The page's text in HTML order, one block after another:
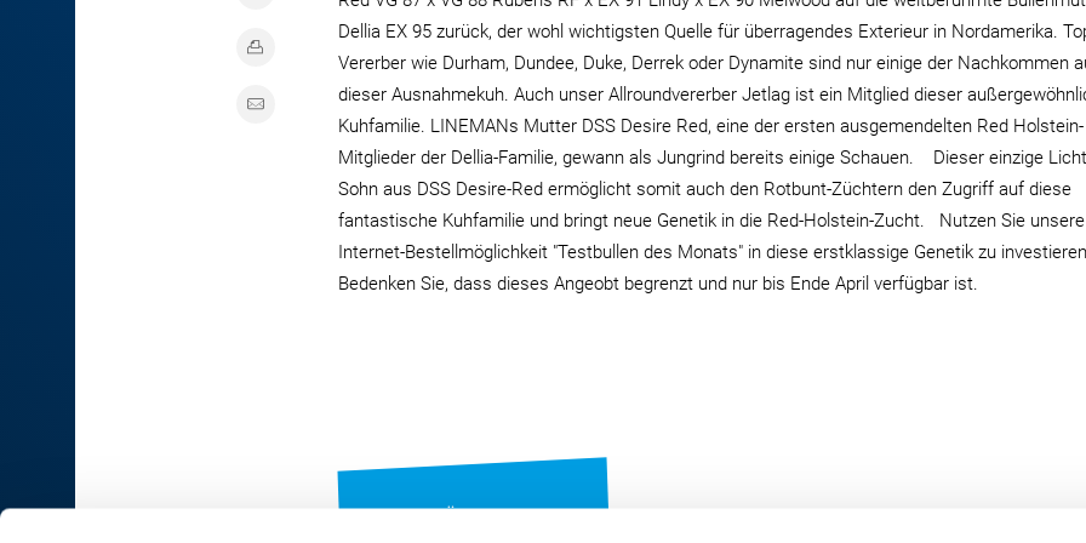
Dellia EX 95 zurück, der wohl wichtigsten Quelle für überragendes Exterieur in Nordamerika.
Vererber wie Durham, Dundee, Duke, Derrek oder Dynamite sind nur einige der Nachkommen
dieser Ausnahmekuh. Auch unser Allroundvererber Jetlag ist ein Mitglied dieser
Kuhfamilie. LINEMANs Mutter DSS Desire Red, eine der ersten ausgemendelten Red Holstein-
Mitglieder der Dellia-Familie, gewann als Jungrind bereits einige Schauen. Dieser einzige
Sohn aus DSS Desire-Red ermöglicht somit auch den Rotbunt-Züchtern den Zugriff auf diese
fantastische Kuhfamilie und bringt neue Genetik in die Red-Holstein-Zucht. Nutzen Sie unsere
Internet-Bestellmöglichkeit "Testbullen des Monats" in diese erstklassige Genetik zu
Bedenken Sie, dass dieses Angeobt begrenzt und nur bis Ende April verfügbar ist.
ZUR ÜBERSICHT